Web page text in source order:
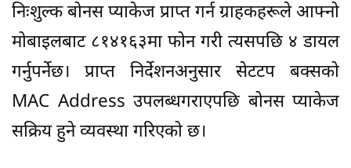
निःशुल्क बोनस प्याकेज प्राप्त गर्न ग्राहकहरूले आफ्नो
मोबाइलबाट ८१४१६३मा फोन गरी त्यसपछि ४ डायल
गर्नुपर्नेछ। प्राप्त निर्देशनअनुसार सेटटप बक्सको
MAC Address उपलब्धगराएपछि बोनस प्याकेज
सक्रिय हुने व्यवस्था गरिएको छ।